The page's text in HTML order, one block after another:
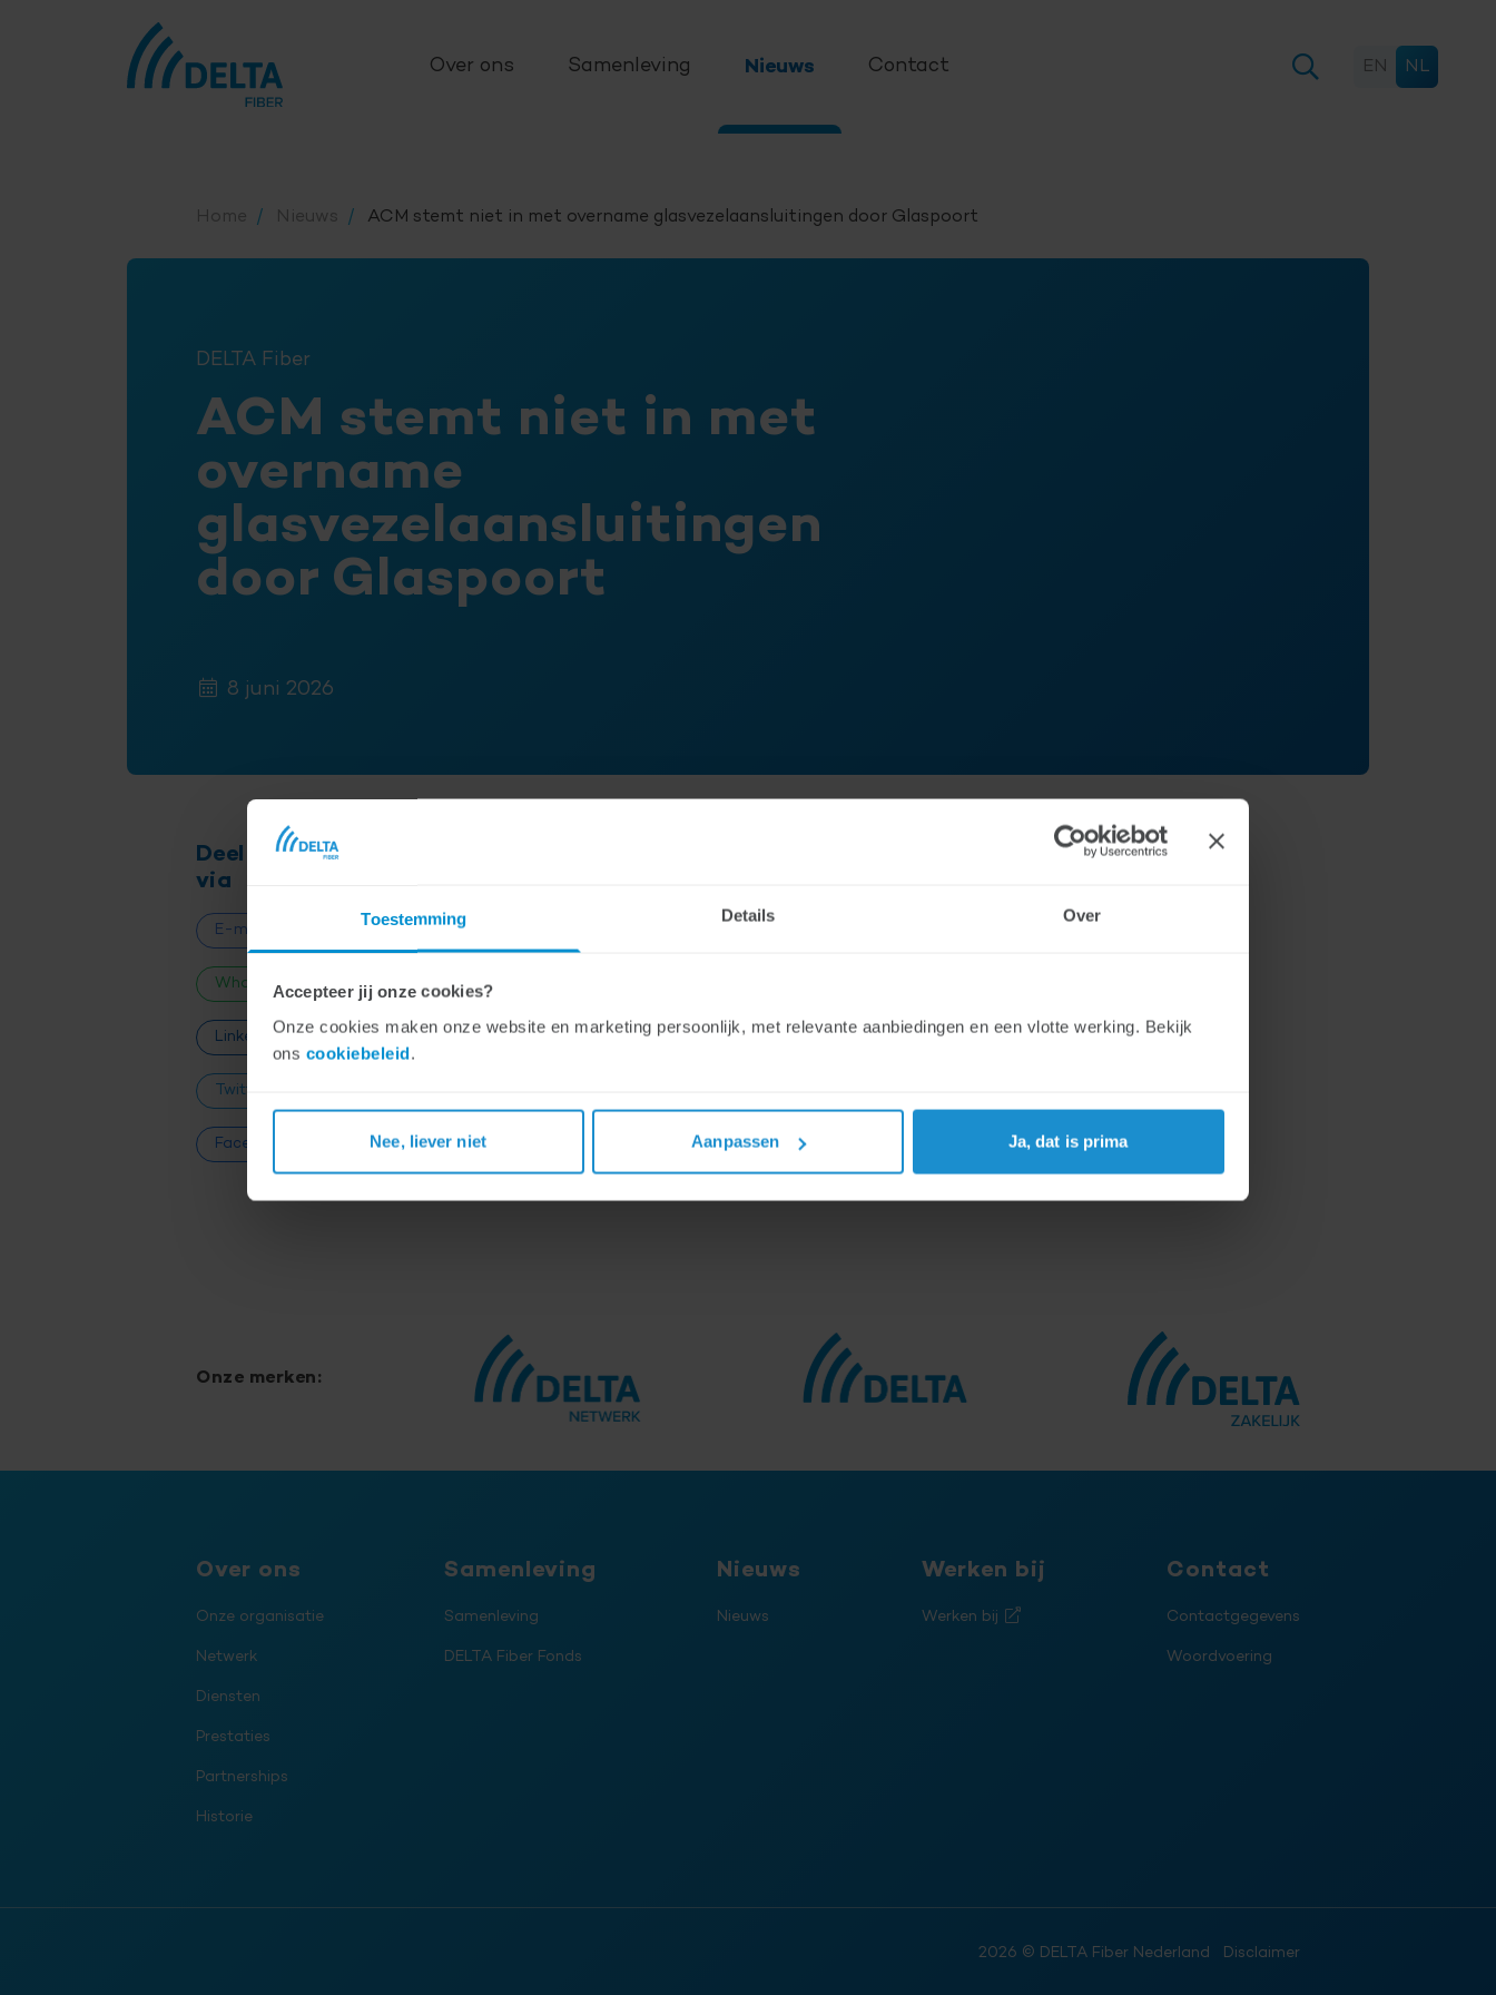
Toestemming Details Over
Accepteer jij onze cookies?
Onze cookies maken onze website en marketing persoonlijk, met relevante aanbiedingen en een vlotte werking. Bekijk
ons cookiebeleid.
Nee, liever niet Aanpassen Ja, dat is prima
Over ons Samenleving Nieuws Contact EN NL
Home Nieuws ACM stemt niet in met overname glasvezelaansluitingen door Glaspoort
DELTA Fiber
ACM stemt niet in met
overname
glasvezelaansluitingen
door Glaspoort
8 juni 2026
Deel dit artikel
via
E-mail
WhatsApp
LinkedIn
Twitter
Facebook
De Autoriteit Consument & Markt (ACM) keurt de overname van 200.000
DELTA Fiber bestudeert de komende periode
de ACM. Een inhoudelijke reactie volgt op een later moment op deze pagina.
Onze merken:
Over ons
Onze organisatie
Netwerk
Diensten
Prestaties
Partnerships
Historie
Samenleving
Samenleving
DELTA Fiber Fonds
Nieuws
Nieuws
Werken bij
Werken bij
Contact
Contactgegevens
Woordvoering
2026 © DELTA Fiber Nederland Disclaimer